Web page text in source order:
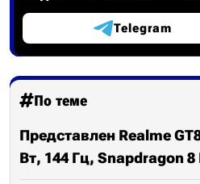
Telegram
По теме
Представлен Realme
Вт, 144 Гц, Snapdragon